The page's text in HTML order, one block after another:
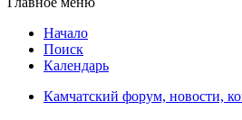
Начало
Поиск
Календарь
Камчатский форум, новости,